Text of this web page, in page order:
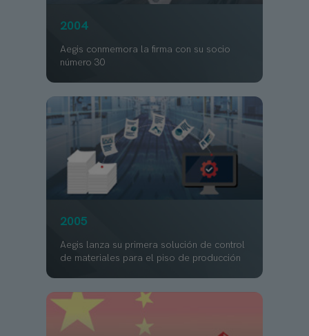
2004
Aegis conmemora la firma con su socio
número 30
2005
Aegis lanza su primera solución de control
de materiales para el piso de producción